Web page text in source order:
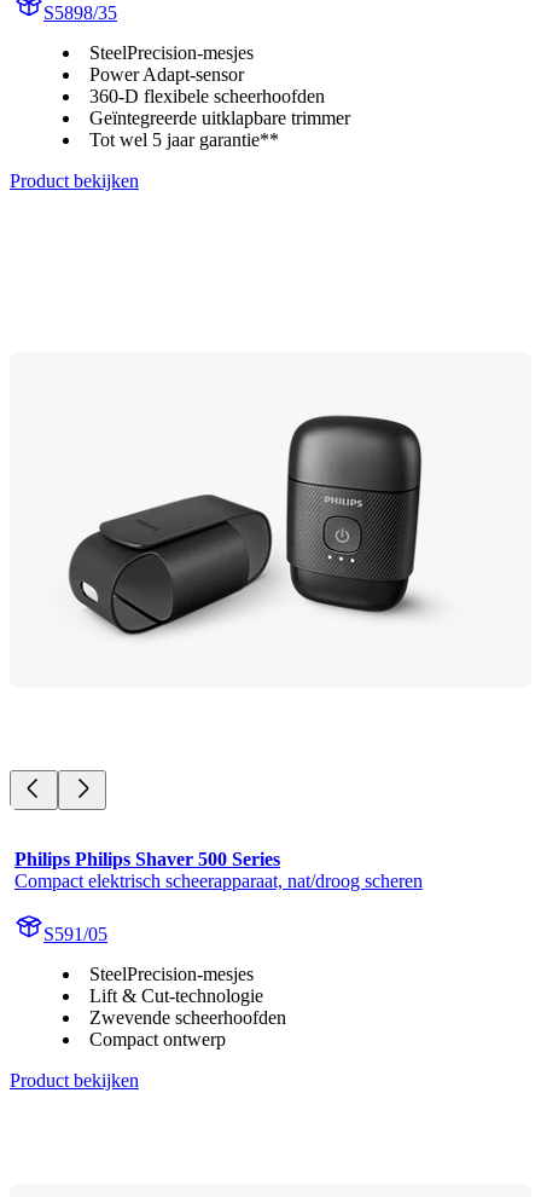
S5898/35
SteelPrecision-mesjes
Power Adapt-sensor
360-D flexibele scheerhoofden
Geïntegreerde uitklapbare trimmer
Tot wel 5 jaar garantie**
Product bekijken
Philips Philips Shaver 500 Series
Compact elektrisch scheerapparaat, nat/droog scheren
S591/05
SteelPrecision-mesjes
Lift & Cut-technologie
Zwevende scheerhoofden
Compact ontwerp
Product bekijken